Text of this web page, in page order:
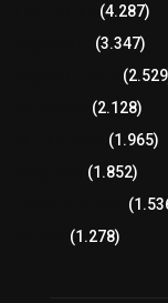
(4.287)
(3.347)
(2.128)
(1.965)
(1.852)
(1.278)